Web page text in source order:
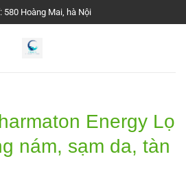
580 Hoàng Mai, hà Nội
Energy Lọ
nám, sạm da, tàn